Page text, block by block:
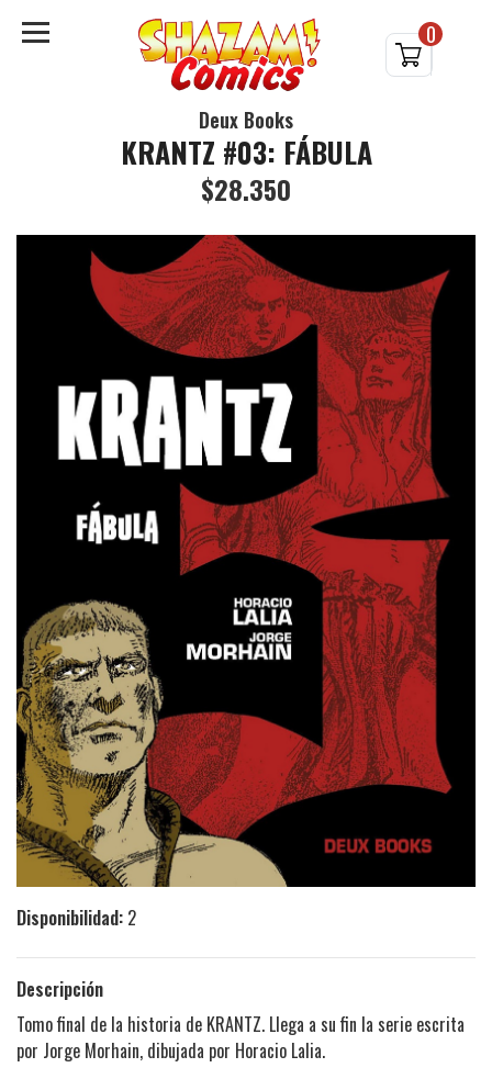
0
Deux Books
KRANTZ #03: FÁBULA
$28.350
Disponibilidad: 2
Descripción
Tomo final de la historia de KRANTZ. Llega a su fin la serie escrita
por Jorge Morhain, dibujada por Horacio Lalia.